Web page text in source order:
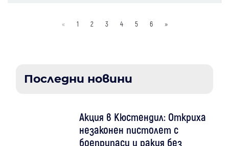
« 1 2 3 4 5 6 »
Последни новини
Акция в Кюстендил: Откриха
незаконен пистолет с
боеприпаси и ракия без